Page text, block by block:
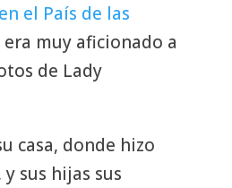
el País de las
era muy aficionado a
de Lady
casa, donde hizo
sus hijas sus